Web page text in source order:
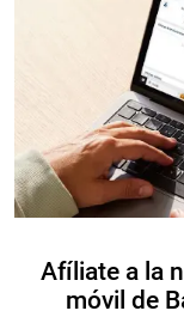
Afíliate a la
móvil de